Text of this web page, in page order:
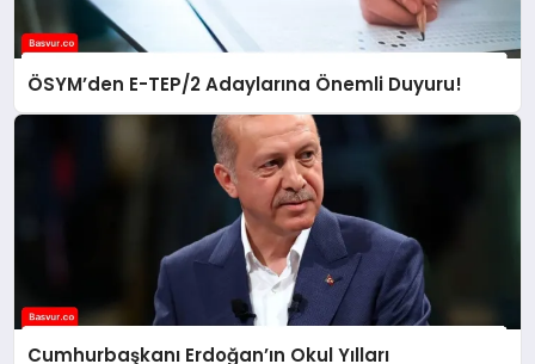
ÖSYM’den E-TEP/2 Adaylarına Önemli Duyuru!
Cumhurbaşkanı Erdoğan’ın Okul Yılları